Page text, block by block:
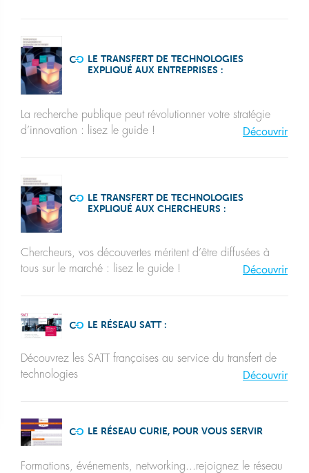
LE TRANSFERT DE TECHNOLOGIES
EXPLIQUÉ AUX ENTREPRISES :
La recherche publique peut révolutionner votre stratégie
d’innovation : lisez le guide !
Découvrir
LE TRANSFERT DE TECHNOLOGIES
EXPLIQUÉ AUX CHERCHEURS :
Chercheurs, vos découvertes méritent d’être diffusées à
tous sur le marché : lisez le guide !
Découvrir
LE RÉSEAU SATT :
Découvrez les SATT françaises au service du transfert de
technologies
Découvrir
LE RÉSEAU CURIE, POUR VOUS SERVIR
Formations, événements, networking...rejoignez le réseau